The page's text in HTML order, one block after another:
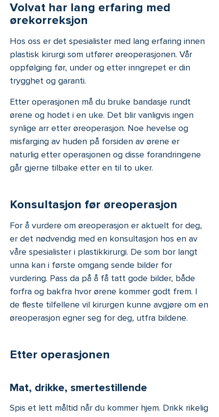
Volvat har lang erfaring med
ørekorreksjon
Hos oss er det spesialister med lang erfaring innen
plastisk kirurgi som utfører øreoperasjonen. Vår
oppfølging før, under og etter inngrepet er din
trygghet og garanti.
Etter operasjonen må du bruke bandasje rundt
ørene og hodet i en uke. Det blir vanligvis ingen
synlige arr etter øreoperasjon. Noe hevelse og
misfarging av huden på forsiden av ørene er
naturlig etter operasjonen og disse forandringene
går gjerne tilbake etter en til to uker.
Konsultasjon før øreoperasjon
For å vurdere om øreoperasjon er aktuelt for deg,
er det nødvendig med en konsultasjon hos en av
våre spesialister i plastikkirurgi. De som bor langt
unna kan i første omgang sende bilder for
vurdering. Pass da på å få tatt gode bilder, både
forfra og bakfra hvor ørene kommer godt frem. I
de fleste tilfellene vil kirurgen kunne avgjøre om en
øreoperasjon egner seg for deg, utfra bildene.
Etter operasjonen
Mat, drikke, smertestillende
Spis et lett måltid når du kommer hjem. Drikk rikelig